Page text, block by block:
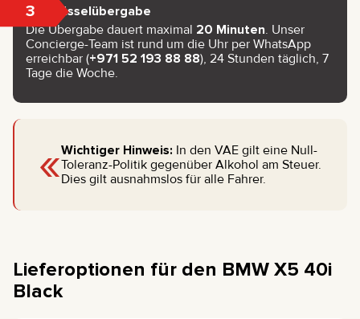
3 Schlüsselübergabe
Die Übergabe dauert maximal 20 Minuten. Unser
Concierge-Team ist rund um die Uhr per WhatsApp
erreichbar (+971 52 193 88 88), 24 Stunden täglich, 7
Tage die Woche.
«Wichtiger Hinweis: In den VAE gilt eine Null-
Toleranz-Politik gegenüber Alkohol am Steuer.
Dies gilt ausnahmslos für alle Fahrer.
Lieferoptionen für den BMW X5 40i
Black